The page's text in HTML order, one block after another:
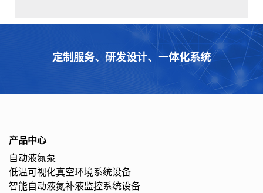
定制服务、研发设计、一体化系统
产品中心
自动液氮泵
低温可视化真空环境系统设备
智能自动液氮补液监控系统设备